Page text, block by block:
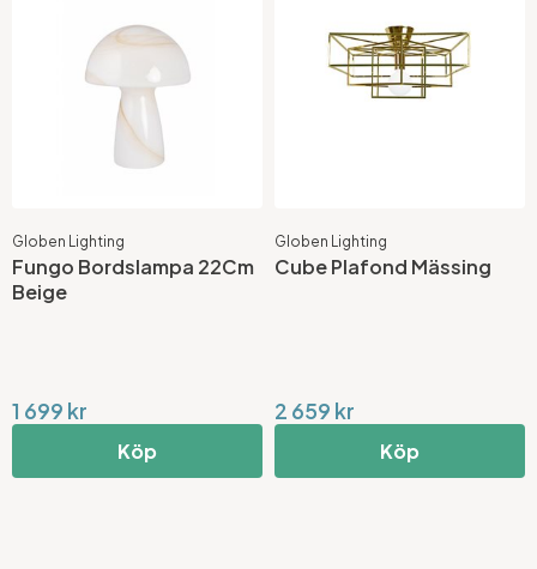
Globen Lighting
Fungo Bordslampa 22Cm
Beige
1 699 kr
Köp
Globen Lighting
Cube Plafond Mässing
2 659 kr
Köp